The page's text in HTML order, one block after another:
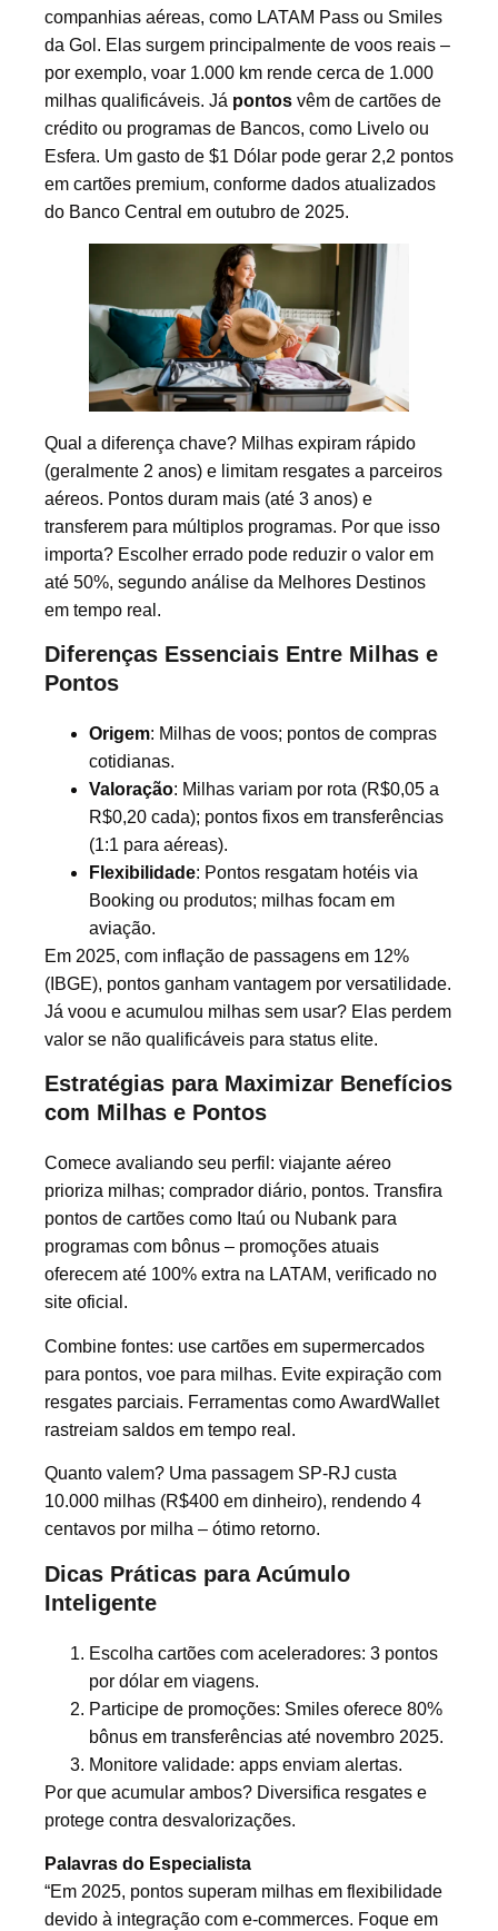
companhias aéreas, como LATAM Pass ou Smiles
da Gol. Elas surgem principalmente de voos reais –
por exemplo, voar 1.000 km rende cerca de 1.000
milhas qualificáveis. Já pontos vêm de cartões de
crédito ou programas de Bancos, como Livelo ou
Esfera. Um gasto de $1 Dólar pode gerar 2,2 pontos
em cartões premium, conforme dados atualizados
do Banco Central em outubro de 2025.
Qual a diferença chave? Milhas expiram rápido
(geralmente 2 anos) e limitam resgates a parceiros
aéreos. Pontos duram mais (até 3 anos) e
transferem para múltiplos programas. Por que isso
importa? Escolher errado pode reduzir o valor em
até 50%, segundo análise da Melhores Destinos
em tempo real.
Diferenças Essenciais Entre Milhas e
Pontos
Origem: Milhas de voos; pontos de compras
cotidianas.
Valoração: Milhas variam por rota (R$0,05 a
R$0,20 cada); pontos fixos em transferências
(1:1 para aéreas).
Flexibilidade: Pontos resgatam hotéis via
Booking ou produtos; milhas focam em
aviação.
Em 2025, com inflação de passagens em 12%
(IBGE), pontos ganham vantagem por versatilidade.
Já voou e acumulou milhas sem usar? Elas perdem
valor se não qualificáveis para status elite.
Estratégias para Maximizar Benefícios
com Milhas e Pontos
Comece avaliando seu perfil: viajante aéreo
prioriza milhas; comprador diário, pontos. Transfira
pontos de cartões como Itaú ou Nubank para
programas com bônus – promoções atuais
oferecem até 100% extra na LATAM, verificado no
site oficial.
Combine fontes: use cartões em supermercados
para pontos, voe para milhas. Evite expiração com
resgates parciais. Ferramentas como AwardWallet
rastreiam saldos em tempo real.
Quanto valem? Uma passagem SP-RJ custa
10.000 milhas (R$400 em dinheiro), rendendo 4
centavos por milha – ótimo retorno.
Dicas Práticas para Acúmulo
Inteligente
Escolha cartões com aceleradores: 3 pontos
por dólar em viagens.
Participe de promoções: Smiles oferece 80%
bônus em transferências até novembro 2025.
Monitore validade: apps enviam alertas.
Por que acumular ambos? Diversifica resgates e
protege contra desvalorizações.
Palavras do Especialista
“Em 2025, pontos superam milhas em flexibilidade
devido à integração com e-commerces. Foque em